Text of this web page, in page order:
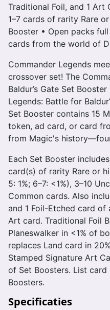
Traditional Foil, and 1
1–7 cards of rarity Rare
Booster • Open packs
cards from the world of
Commander Legends
crossover set! The
Baldur’s Gate Set
Legends: Battle for
Set Booster contains 15
token, ad card, or card
from Magic's
Each Set Booster
card(s) of rarity Rare or
5: 1%; 6–7: <1%), 3–10
Common cards. Also
and 1 Foil-Etched card of
Art card. Traditional Foil
Planeswalker in <1% of
replaces Land card in
Stamped Signature Art
of Set Boosters. List
Boosters.
Specificaties